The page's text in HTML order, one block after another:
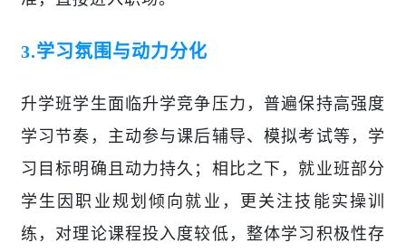
3.学习氛围与动力分化
升学班学生面临升学竞争压力，普遍保持高强度
学习节奏，主动参与课后辅导、模拟考试等，学
习目标明确且动力持久；相比之下，就业班部分
学生因职业规划倾向就业，更关注技能实操训
练，对理论课程投入度较低，整体学习积极性存